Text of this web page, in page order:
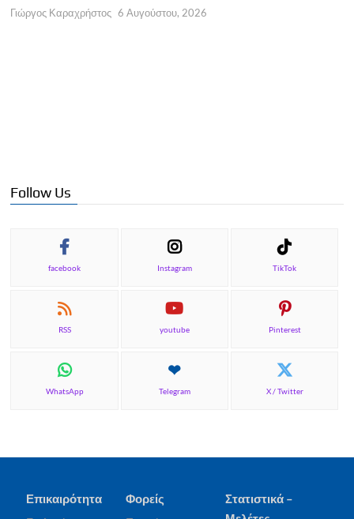
Γιώργος Καραχρήστος 6 Αυγούστου, 2026
Follow Us
facebook Instagram TikTok
RSS youtube Pinterest
WhatsApp Telegram X / Twitter
Επικαιρότητα Φορείς
Στατιστικά –